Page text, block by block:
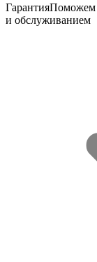
ГарантияПоможем
и обслуживанием